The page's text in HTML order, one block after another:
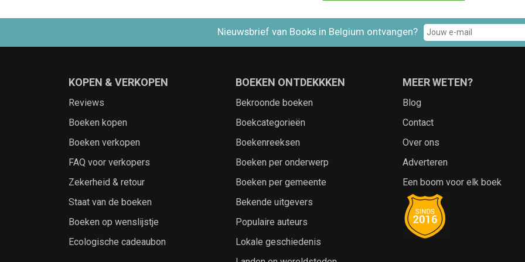
Nieuwsbrief van Books in Belgium ontvangen?
KOPEN & VERKOPEN
Reviews
Boeken kopen
Boeken verkopen
FAQ voor verkopers
Zekerheid & retour
Staat van de boeken
Boeken op wenslijstje
Ecologische cadeaubon
BOEKEN ONTDEKKKEN
Bekroonde boeken
Boekcategorieën
Boekenreeksen
Boeken per onderwerp
Boeken per gemeente
Bekende uitgevers
Populaire auteurs
Lokale geschiedenis
MEER WETEN?
Blog
Contact
Over ons
Adverteren
Een boom voor elk boek